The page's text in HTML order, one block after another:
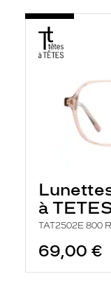
à
TAT2502E 800
69,00 €